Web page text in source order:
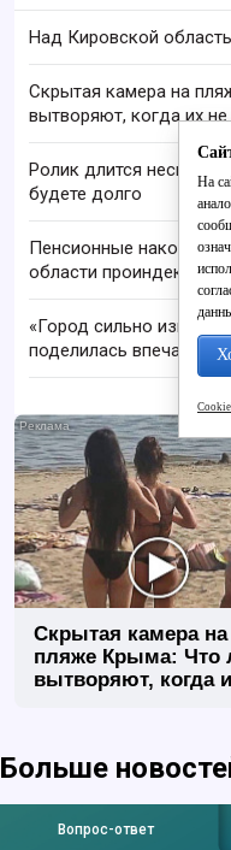
Над Кировской
Скрытая камера на
вытворяют, когда их не
Ролик длится
будете долго
Пенсионные
области
«Город сильно
поделилась
Скрытая камера на
пляже Крыма: Что
вытворяют, когда
Больше
Вопрос-ответ
На